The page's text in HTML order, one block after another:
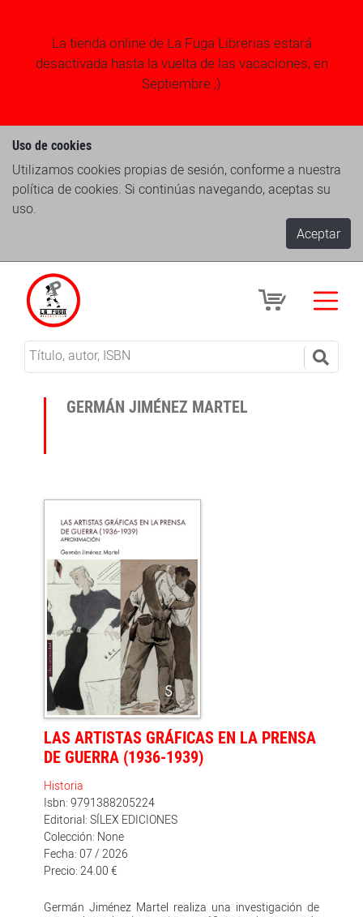
La tienda online de La Fuga Librerias estará
desactivada hasta la vuelta de las vacaciones, en
Septiembre ;)
Uso de cookies
Utilizamos cookies propias de sesión, conforme a nuestra
política de cookies. Si continúas navegando, aceptas su
uso.
Aceptar
GERMÁN JIMÉNEZ MARTEL
LAS ARTISTAS GRÁFICAS EN LA PRENSA
DE GUERRA (1936-1939)
Historia
Isbn: 9791388205224
Editorial: SÍLEX EDICIONES
Colección: None
Fecha: 07 / 2026
Precio: 24.00 €
Germán Jiménez Martel realiza una investigación de